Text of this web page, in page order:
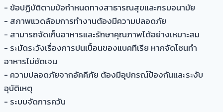
- ข้อปฏิบัติตามข้อกำหนดทางสาธารณสุขและกรมอนามัย
- สภาพแวดล้อมการทำงานต้องมีความปลอดภัย
- สามารถจัดเก็บอาหารและรักษาคุณภาพได้อย่างเหมาะสม
- ระมัดระวังเรื่องการปนเปื้อนของแบคทีเรีย หากจัดโซนทำ
อาหารไม่ชัดเจน
- ความปลอดภัยจากอัคคีภัย ต้องมีอุปกรณ์ป้องกันและระงับ
อุบัติเหตุ
- ระบบจัดการควัน